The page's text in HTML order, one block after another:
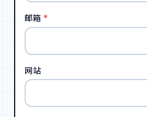
邮箱 *
网站